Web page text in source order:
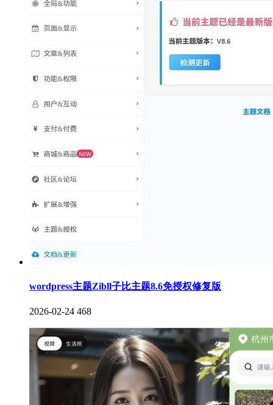
wordpress主题Zibll子比主题8.6免授权修复版
2026-02-24 468